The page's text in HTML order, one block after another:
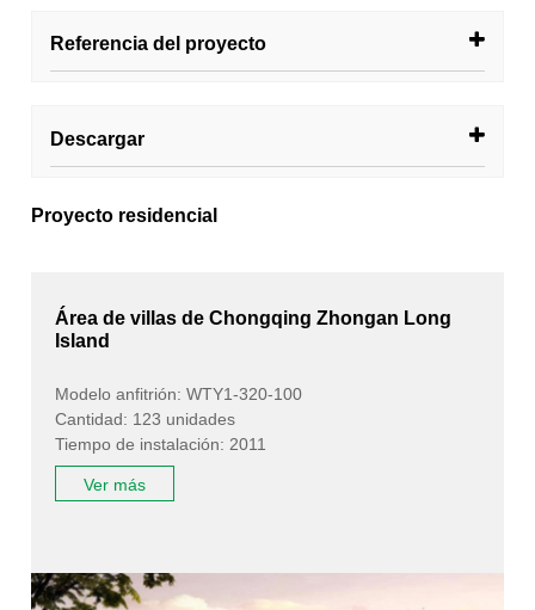
Referencia del proyecto
Descargar
Proyecto residencial
Área de villas de Chongqing Zhongan Long
Island
Modelo anfitrión: WTY1-320-100
Cantidad: 123 unidades
Tiempo de instalación: 2011
Ver más